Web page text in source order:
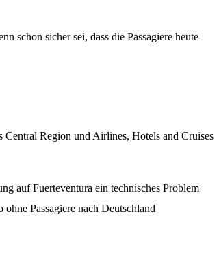
schon sicher sei, dass die Passagiere heute
Region und Airlines, Hotels and Cruises
auf Fuerteventura ein technisches Problem
Passagiere nach Deutschland